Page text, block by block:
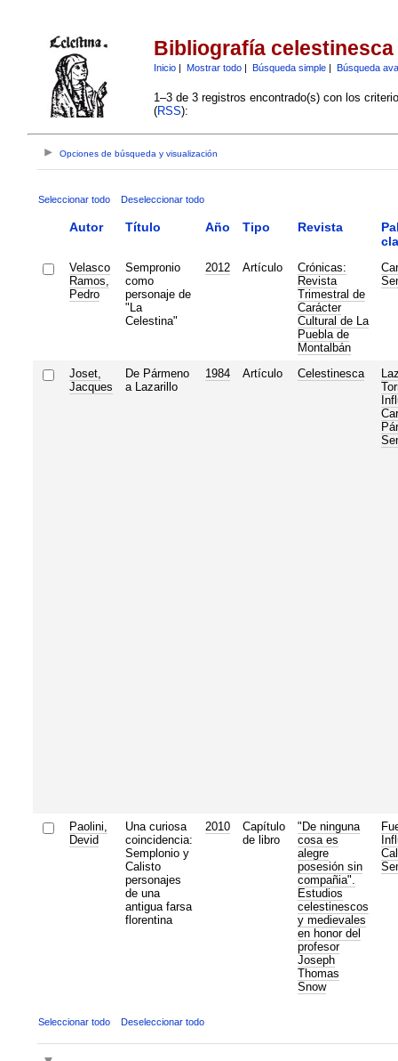
Bibliografía celestinesca
Inicio| Mostrar todo| Búsqueda simple| Búsqueda
1–3 de 3 registros encontrado(s) con los
(RSS):
Opciones de búsqueda y visualización
Seleccionar todo Deseleccionar todo
Autor Título Año Tipo Revista
Velasco
Ramos,
Pedro
Sempronio
como
personaje de
"La
Celestina"
2012 Artículo
Crónicas:
Revista
Trimestral de
Carácter
Cultural de La
Puebla de
Montalbán
Joset,
Jacques
De Pármeno
a Lazarillo
1984 Artículo Celestinesca
Paolini,
Devid
Una curiosa
coincidencia:
Semplonio y
Calisto
personajes
de una
antigua farsa
florentina
2010
Capítulo
de libro
"De ninguna
cosa es
alegre
posesión sin
compañia".
Estudios
celestinescos
y medievales
en honor del
profesor
Joseph
Thomas
Snow
Seleccionar todo Deseleccionar todo